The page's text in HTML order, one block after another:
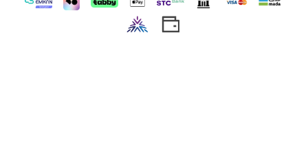
اسحب و افلت الملف هنا
استعراض